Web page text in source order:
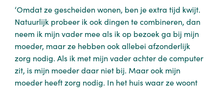
‘Omdat ze gescheiden wonen, ben je extra tijd kwijt.
Natuurlijk probeer ik ook dingen te combineren, dan
neem ik mijn vader mee als ik op bezoek ga bij mijn
moeder, maar ze hebben ook allebei afzonderlijk
zorg nodig. Als ik met mijn vader achter de computer
zit, is mijn moeder daar niet bij. Maar ook mijn
moeder heeft zorg nodig. In het huis waar ze woont